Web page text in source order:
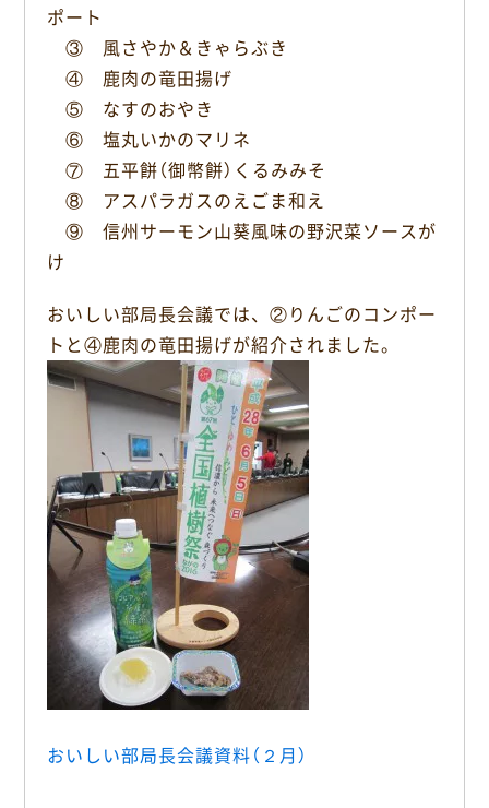
ポート
③ 風さやか＆きゃらぶき
④ 鹿肉の竜田揚げ
⑤ なすのおやき
⑥ 塩丸いかのマリネ
⑦ 五平餅（御幣餅）くるみみそ
⑧ アスパラガスのえごま和え
⑨ 信州サーモン山葵風味の野沢菜ソースが
け
おいしい部局長会議では、②りんごのコンポー
トと④鹿肉の竜田揚げが紹介されました。
おいしい部局長会議資料（２月）